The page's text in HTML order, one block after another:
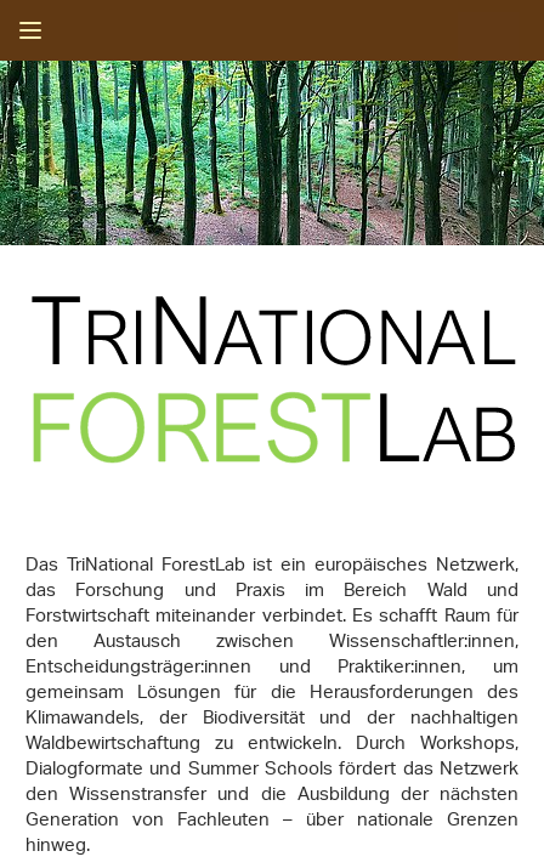
Das TriNational ForestLab ist ein europäisches Netzwerk,
das Forschung und Praxis im Bereich Wald und
Forstwirtschaft miteinander verbindet. Es schafft Raum für
den Austausch zwischen Wissenschaftler:innen,
Entscheidungsträger:innen und Praktiker:innen, um
gemeinsam Lösungen für die Herausforderungen des
Klimawandels, der Biodiversität und der nachhaltigen
Waldbewirtschaftung zu entwickeln. Durch Workshops,
Dialogformate und Summer Schools fördert das Netzwerk
den Wissenstransfer und die Ausbildung der nächsten
Generation von Fachleuten – über nationale Grenzen
hinweg.